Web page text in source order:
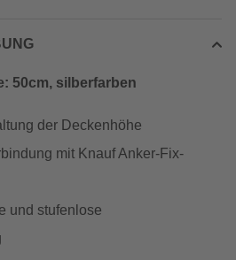
50cm, silberfarben
der Deckenhöhe
mit Knauf Anker-Fix-
und stufenlose